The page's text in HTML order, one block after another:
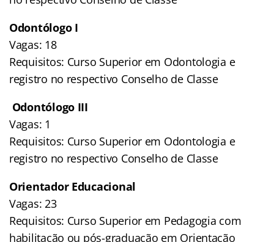
Odontólogo I
Vagas: 18
Requisitos: Curso Superior em Odontologia e
registro no respectivo Conselho de Classe
Odontólogo III
Vagas: 1
Requisitos: Curso Superior em Odontologia e
registro no respectivo Conselho de Classe
Orientador Educacional
Vagas: 23
Requisitos: Curso Superior em Pedagogia com
habilitação ou pós-graduação em Orientação